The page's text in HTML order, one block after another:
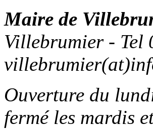
Maire de
Villebrumier - Tel
Ouverture du
fermé les mardis